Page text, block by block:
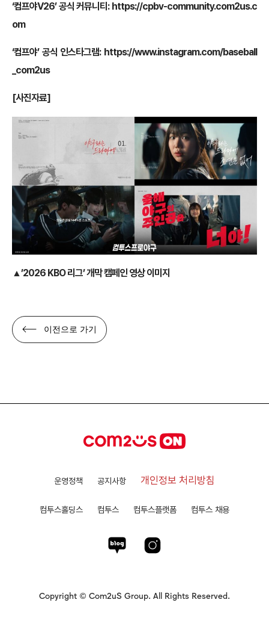
‘컴프야V26’ 공식 커뮤니티: https://cpbv-community.com2us.c
om
‘컴프야’ 공식 인스타그램: https://www.instagram.com/baseball
_com2us
[사진자료]
▲’2026 KBO 리그’ 개막 캠페인 영상 이미지
이전으로 가기
운영정책 공지사항 개인정보 처리방침
컴투스홀딩스 컴투스 컴투스플랫폼 컴투스 채용
Copyright © Com2uS Group. All Rights Reserved.